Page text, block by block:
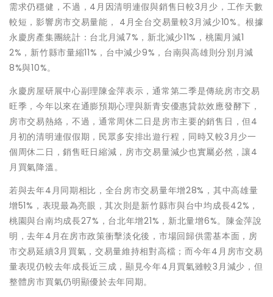
需求仍穩健，不過，4月因清明連假與銷售日較3月少，工作天數
較短，影響房市交易量能， 4月全台交易量較3月減少10%。根據
永慶房產集團統計：台北月減7%，新北減少11%，桃園月減1
2%，新竹縣市量縮11%，台中減少9%，台南與高雄則分別月減
8%與10%。
永慶房屋研展中心副理陳金萍表示，通常第二季是傳統房市交易
旺季，今年以來在通膨預期心理與新青安優惠貸款效應發酵下，
房市交易熱絡，不過，通常周休二日是房市主要的銷售日，但4
月初的清明連假假期，民眾多安排出遊行程，同時又較3月少一
個周休二日，銷售旺日縮減，房市交易量減少也實屬必然，讓4
月買氣降溫。
若與去年4月同期相比，全台房市交易量年增28%，其中高雄量
增51%，表現最為亮眼，其次則是新竹縣市與台中均成長42%，
桃園與台南均成長27%，台北年增21%，新北量增6%。陳金萍說
明，去年4月在房市政策衝擊淡化後，市場回歸供需基本面，房
市交易延續3月買氣，交易量維持相對高檔；而今年4月房市交易
量表現仍較去年成長近三成，顯見今年4月買氣雖較3月減少，但
整體房市買氣仍明顯優於去年同期。